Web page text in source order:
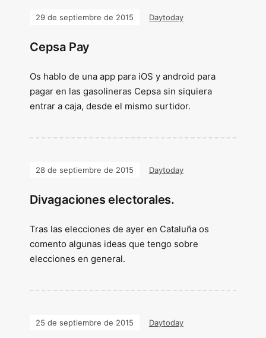
29 de septiembre de 2015 Daytoday
Cepsa Pay
Os hablo de una app para iOS y android para
pagar en las gasolineras Cepsa sin siquiera
entrar a caja, desde el mismo surtidor.
28 de septiembre de 2015 Daytoday
Divagaciones electorales.
Tras las elecciones de ayer en Cataluña os
comento algunas ideas que tengo sobre
elecciones en general.
25 de septiembre de 2015 Daytoday